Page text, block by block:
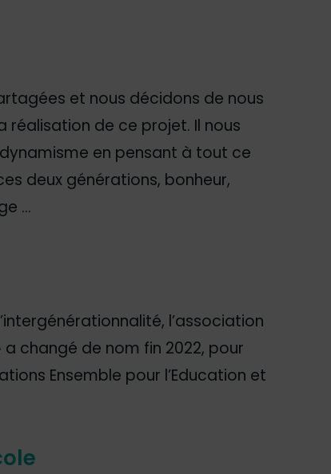
et nous décidons de nous
réalisation de ce projet. Il nous
en pensant à tout ce
deux générations, bonheur,
…
l’association
a changé de nom fin 2022, pour
Ensemble pour l’Education et